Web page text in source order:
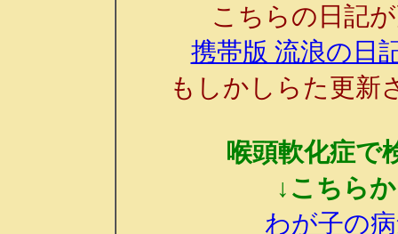
こちらの日記
携帯版 流浪の日
もしかしらた更新
喉頭軟化症で
↓こちら
わが子の